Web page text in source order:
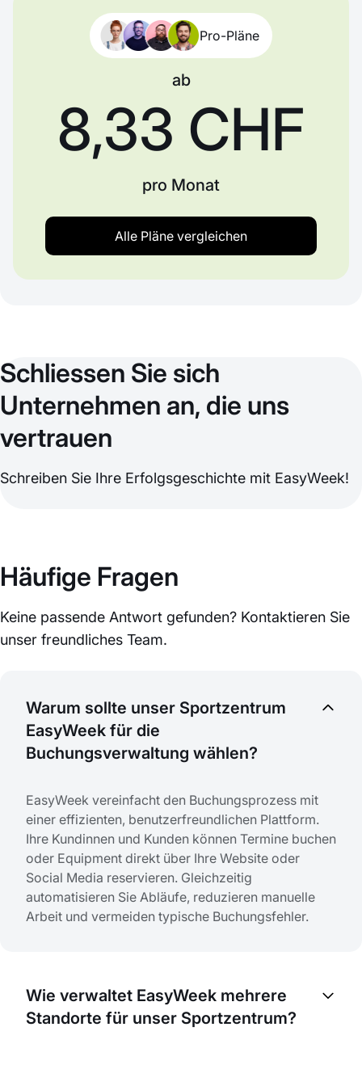
Pro-Pläne
ab
8,33 CHF
pro Monat
Alle Pläne vergleichen
Schliessen Sie sich
Unternehmen an, die uns
vertrauen
Schreiben Sie Ihre Erfolgsgeschichte mit EasyWeek!
Häufige Fragen
Keine passende Antwort gefunden? Kontaktieren Sie
unser freundliches Team.
Warum sollte unser Sportzentrum
EasyWeek für die
Buchungsverwaltung wählen?
EasyWeek vereinfacht den Buchungsprozess mit
einer effizienten, benutzerfreundlichen Plattform.
Ihre Kundinnen und Kunden können Termine buchen
oder Equipment direkt über Ihre Website oder
Social Media reservieren. Gleichzeitig
automatisieren Sie Abläufe, reduzieren manuelle
Arbeit und vermeiden typische Buchungsfehler.
Wie verwaltet EasyWeek mehrere
Standorte für unser Sportzentrum?